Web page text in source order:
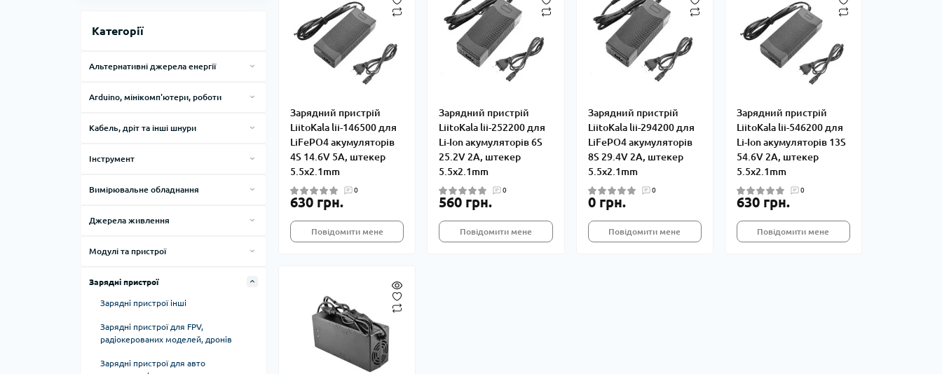
Категорії
Альтернативні джерела енергії
Сонячні панелі
Arduino, мінікомп'ютери, роботи
Кабель, дріт та інші шнури
Інструмент
Клейові пістолети
Ножі, ножиці, скальпелі
Вимірювальне обладнання
Вимірювачі температури та вологості
Газоаналізатори
Джерела живлення
Блоки живлення металеві
перфоровані
Блоки живлення у пластику
Лабораторні джерела живлення
Модулі та пристрої
Таймери
Терморегулятори
Зарядні пристрої
Зарядні пристрої інші
Зарядні пристрої для FPV,
радіокерованих моделей, дронів
Зарядні пристрої для авто
Зарядний пристрій
LiitoKala lii-146500 для
LiFePO4 акумуляторів
4S 14.6V 5A, штекер
5.5x2.1mm
0
630 грн.
Повідомити мене
Зарядний пристрій
LiitoKala lii-252200 для
Li-Ion акумуляторів 6S
25.2V 2A, штекер
5.5x2.1mm
0
560 грн.
Повідомити мене
Зарядний пристрій
LiitoKala lii-294200 для
LiFePO4 акумуляторів
8S 29.4V 2A, штекер
5.5x2.1mm
0
0 грн.
Повідомити мене
Зарядний пристрій
LiitoKala lii-546200 для
Li-Ion акумуляторів 13S
54.6V 2A, штекер
5.5x2.1mm
0
630 грн.
Повідомити мене